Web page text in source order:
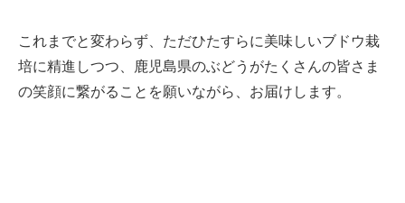
これまでと変わらず、ただひたすらに美味しいブドウ栽
培に精進しつつ、鹿児島県のぶどうがたくさんの皆さま
の笑顔に繋がることを願いながら、お届けします。